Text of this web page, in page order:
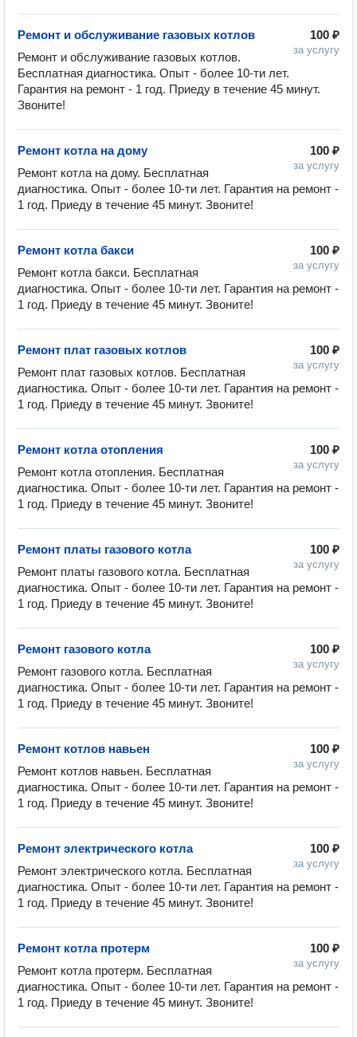
100 ₽
за услугу
Ремонт и обслуживание газовых котлов
Ремонт и обслуживание газовых котлов.
Бесплатная диагностика. Опыт - более 10-ти лет.
Гарантия на ремонт - 1 год. Приеду в течение 45 минут.
Звоните!
100 ₽
за услугу
Ремонт котла на дому
Ремонт котла на дому. Бесплатная
диагностика. Опыт - более 10-ти лет. Гарантия на ремонт -
1 год. Приеду в течение 45 минут. Звоните!
100 ₽
за услугу
Ремонт котла бакси
Ремонт котла бакси. Бесплатная
диагностика. Опыт - более 10-ти лет. Гарантия на ремонт -
1 год. Приеду в течение 45 минут. Звоните!
100 ₽
за услугу
Ремонт плат газовых котлов
Ремонт плат газовых котлов. Бесплатная
диагностика. Опыт - более 10-ти лет. Гарантия на ремонт -
1 год. Приеду в течение 45 минут. Звоните!
100 ₽
за услугу
Ремонт котла отопления
Ремонт котла отопления. Бесплатная
диагностика. Опыт - более 10-ти лет. Гарантия на ремонт -
1 год. Приеду в течение 45 минут. Звоните!
100 ₽
за услугу
Ремонт платы газового котла
Ремонт платы газового котла. Бесплатная
диагностика. Опыт - более 10-ти лет. Гарантия на ремонт -
1 год. Приеду в течение 45 минут. Звоните!
100 ₽
за услугу
Ремонт газового котла
Ремонт газового котла. Бесплатная
диагностика. Опыт - более 10-ти лет. Гарантия на ремонт -
1 год. Приеду в течение 45 минут. Звоните!
100 ₽
за услугу
Ремонт котлов навьен
Ремонт котлов навьен. Бесплатная
диагностика. Опыт - более 10-ти лет. Гарантия на ремонт -
1 год. Приеду в течение 45 минут. Звоните!
100 ₽
за услугу
Ремонт электрического котла
Ремонт электрического котла. Бесплатная
диагностика. Опыт - более 10-ти лет. Гарантия на ремонт -
1 год. Приеду в течение 45 минут. Звоните!
100 ₽
за услугу
Ремонт котла протерм
Ремонт котла протерм. Бесплатная
диагностика. Опыт - более 10-ти лет. Гарантия на ремонт -
1 год. Приеду в течение 45 минут. Звоните!